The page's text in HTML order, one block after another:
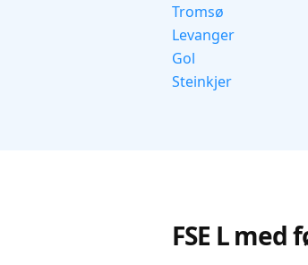
Tromsø
Levanger
Gol
Steinkjer
FSE L med